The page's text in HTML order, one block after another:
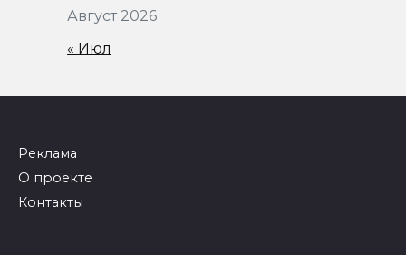
Август 2026
« Июл
Реклама
О проекте
Контакты